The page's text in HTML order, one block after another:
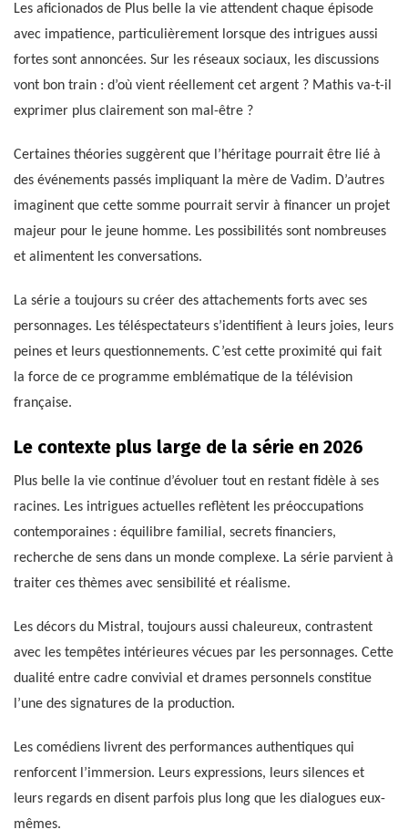
Les aficionados de Plus belle la vie attendent chaque épisode
avec impatience, particulièrement lorsque des intrigues aussi
fortes sont annoncées. Sur les réseaux sociaux, les discussions
vont bon train : d’où vient réellement cet argent ? Mathis va-t-il
exprimer plus clairement son mal-être ?
Certaines théories suggèrent que l’héritage pourrait être lié à
des événements passés impliquant la mère de Vadim. D’autres
imaginent que cette somme pourrait servir à financer un projet
majeur pour le jeune homme. Les possibilités sont nombreuses
et alimentent les conversations.
La série a toujours su créer des attachements forts avec ses
personnages. Les téléspectateurs s’identifient à leurs joies, leurs
peines et leurs questionnements. C’est cette proximité qui fait
la force de ce programme emblématique de la télévision
française.
Le contexte plus large de la série en 2026
Plus belle la vie continue d’évoluer tout en restant fidèle à ses
racines. Les intrigues actuelles reflètent les préoccupations
contemporaines : équilibre familial, secrets financiers,
recherche de sens dans un monde complexe. La série parvient à
traiter ces thèmes avec sensibilité et réalisme.
Les décors du Mistral, toujours aussi chaleureux, contrastent
avec les tempêtes intérieures vécues par les personnages. Cette
dualité entre cadre convivial et drames personnels constitue
l’une des signatures de la production.
Les comédiens livrent des performances authentiques qui
renforcent l’immersion. Leurs expressions, leurs silences et
leurs regards en disent parfois plus long que les dialogues eux-
mêmes.